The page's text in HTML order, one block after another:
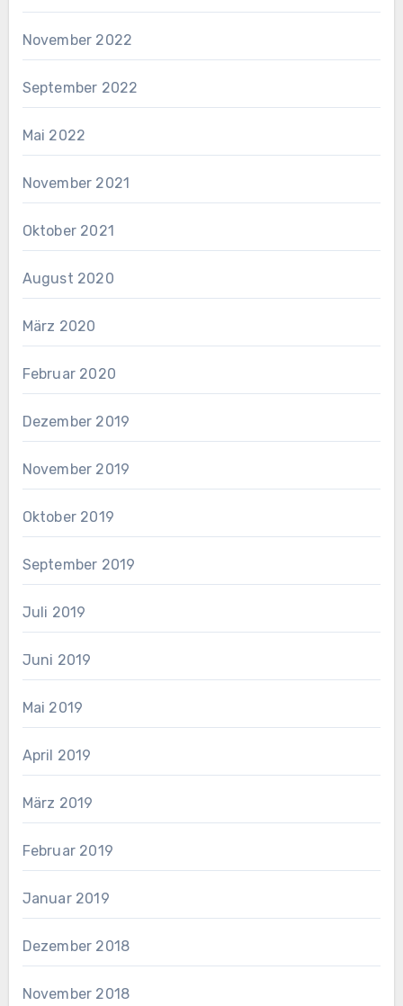
November 2022
September 2022
Mai 2022
November 2021
Oktober 2021
August 2020
März 2020
Februar 2020
Dezember 2019
November 2019
Oktober 2019
September 2019
Juli 2019
Juni 2019
Mai 2019
April 2019
März 2019
Februar 2019
Januar 2019
Dezember 2018
November 2018